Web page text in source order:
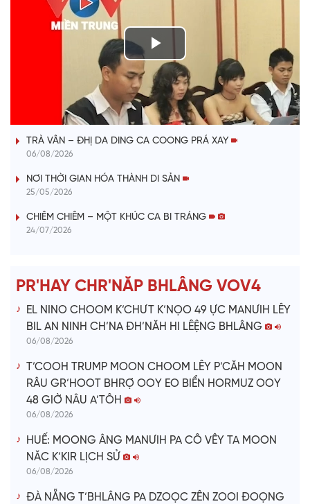
P
l
a
V
i
e
o
VÀI PHÚT DÀNH CHO QUẢNG BÁ
TRÀ VÂN – ĐHỊ DA DING CA COONG PRÁ XAY
06/08/2026
NƠI THỜI GIAN HÓA THÀNH DI SẢN
25/05/2026
CHIÊM CHIÊM – MỘT KHÚC CA BI TRÁNG
24/07/2026
PR'HAY CHR'NĂP BHLÂNG VOV4
EL NINO CHOOM K’CHƯT K’NỌO 49 ỰC MANƯIH LÊY
BIL AN NINH CH’NA ĐH’NĂH HI LÊỆNG BHLÂNG
06/08/2026
T’COOH TRUMP MOON CHOOM LÊY P’CĂH MOON
RÂU GR’HOOT BHRỢ OOY EO BIỂN HORMUZ OOY
48 GIỜ NÂU A’TÔH
06/08/2026
HUẾ: MOONG ÂNG MANƯIH PA CÔ VÊY TA MOON
NĂC K’KIR LỊCH SỬ
06/08/2026
ĐÀ NẴNG T’BHLÂNG PA DZOỌC ZÊN ZOOI ĐOỌNG